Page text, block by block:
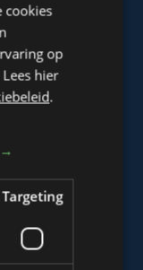
cookies
op
hier
.
Targeting